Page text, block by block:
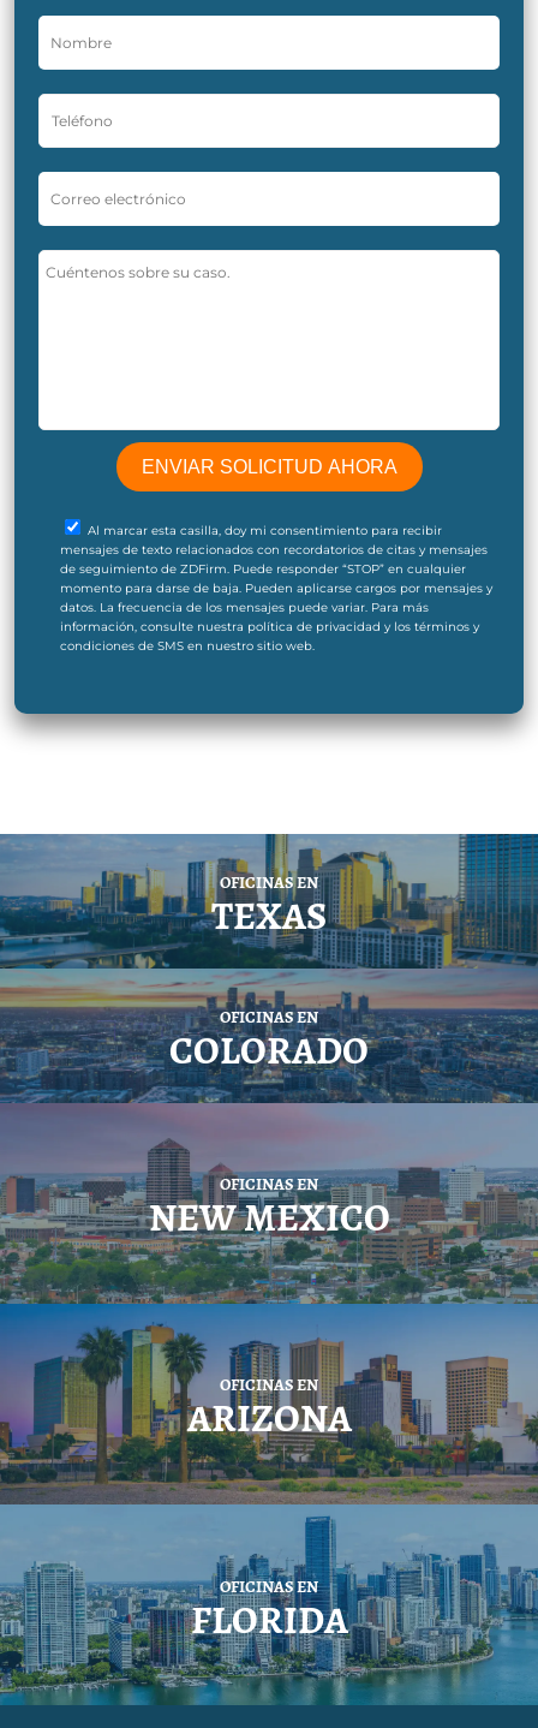
Al marcar esta casilla, doy mi consentimiento para recibir
mensajes de texto relacionados con recordatorios de citas y mensajes
de seguimiento de ZDFirm. Puede responder “STOP” en cualquier
momento para darse de baja. Pueden aplicarse cargos por mensajes y
datos. La frecuencia de los mensajes puede variar. Para más
información, consulte nuestra política de privacidad y los términos y
condiciones de SMS en nuestro sitio web.
OFICINAS EN
TEXAS
OFICINAS EN
COLORADO
OFICINAS EN
NEW MEXICO
OFICINAS EN
ARIZONA
OFICINAS EN
FLORIDA